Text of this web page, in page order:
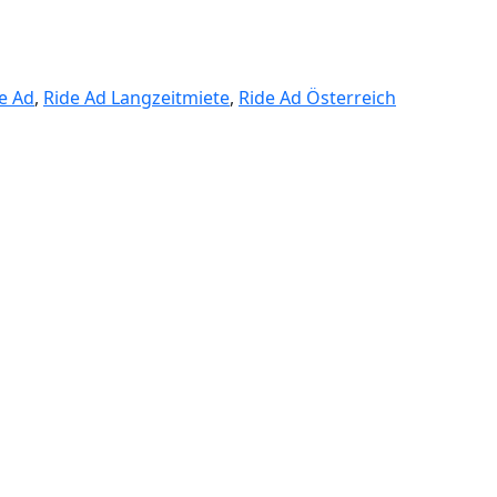
Ad, Ride Ad Langzeitmiete, Ride Ad Österreich